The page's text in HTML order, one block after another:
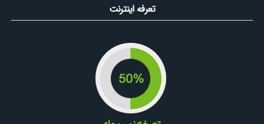
تعرفه اینترنت